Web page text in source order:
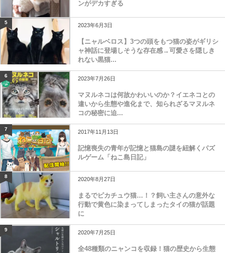
ンがデカすぎる
5 2023年6月3日
【ニャルベロス】3つの頭をもつ猫の姿がギリシ
ャ神話に登場しそうな存在感→可愛さを隠しき
れない黒猫...
6 2023年7月26日
マヌルネコは何故かわいいのか？イエネコとの
違いから生態や進化まで、知られざるマヌルネ
コの秘密に迫...
7 2017年11月13日
記憶喪失の青年が記憶と猫島の謎を紐解くパズ
ルゲーム「ねこ島日記」
8 2020年8月27日
まるでピカチュウ猫…！？飼い主さんの意外な
行動で黄色に染まってしまったタイの猫が話題
に
9 2020年7月25日
全48種類のニャンコを収録！猫の歴史から生態